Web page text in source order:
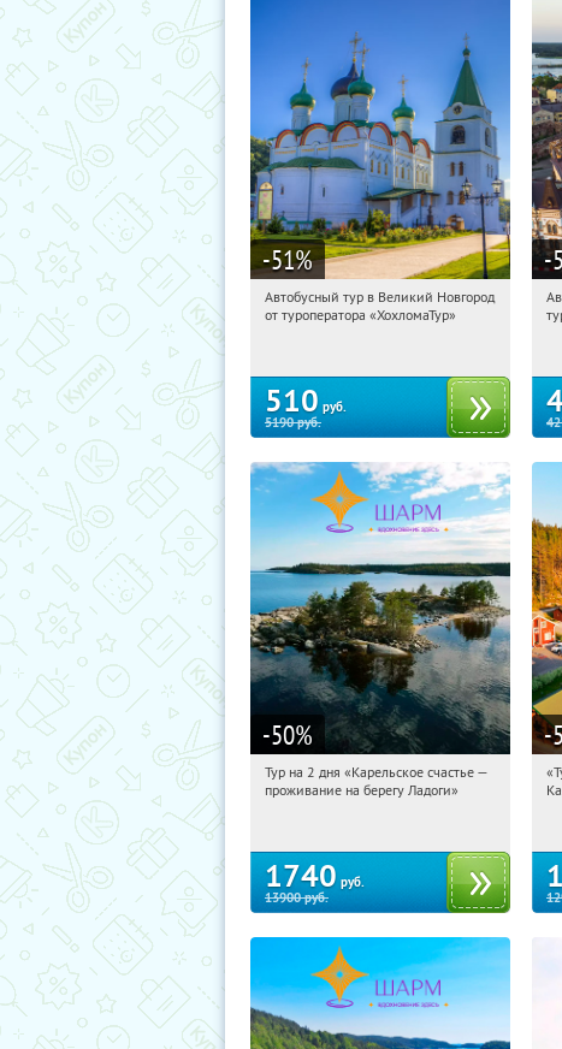
-51%
20:37:04 Купили:2
Автобусный тур в Великий Новгород
от туроператора «ХохломаТур»
510 руб.
5190руб.
-
-50%
20:37:04 Купили:39
Тур на 2 дня «Карельское счастье —
проживание на берегу Ладоги»
1740 руб.
13900руб.
-